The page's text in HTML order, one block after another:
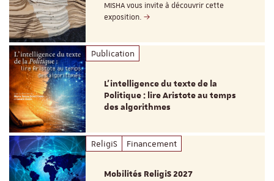
MISHA vous invite à découvrir cette
exposition.
Publication
L’intelligence du texte de la
Politique : lire Aristote au temps
des algorithmes
ReligiS Financement
Mobilités ReligiS 2027